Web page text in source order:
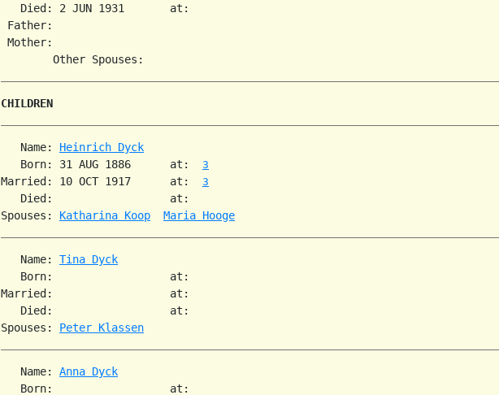
   Died: 2 JUN 1931       at:
Father:
Mother:
CHILDREN
   Name:
Heinrich Dyck
   Born: 31 AUG 1886      at:
3
Married: 10 OCT 1917      at: 3
   Died:                  at:
Spouses: Katharina Koop Maria Hooge
   Name:
Tina Dyck
   Born:                  at:
Married:                  at:
   Died:                  at:
Spouses: Peter Klassen
   Name:
Anna Dyck
   Born:                  at: